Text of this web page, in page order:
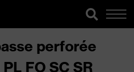
perforée
FO SC SR